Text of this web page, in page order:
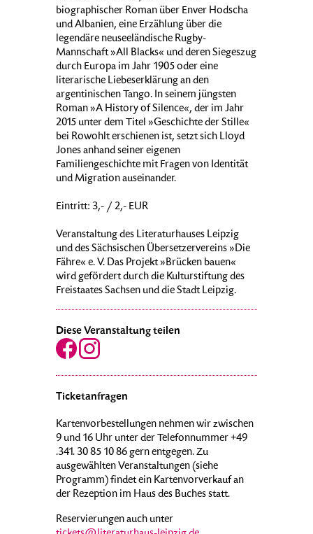
biographischer Roman über Enver Hodscha
und Albanien, eine Erzählung über die
legendäre neuseeländische Rugby-
Mannschaft »All Blacks« und deren Siegeszug
durch Europa im Jahr 1905 oder eine
literarische Liebeserklärung an den
argentinischen Tango. In seinem jüngsten
Roman »A History of Silence«, der im Jahr
2015 unter dem Titel »Geschichte der Stille«
bei Rowohlt erschienen ist, setzt sich Lloyd
Jones anhand seiner eigenen
Familiengeschichte mit Fragen von Identität
und Migration auseinander.
Eintritt: 3,- / 2,- EUR
Veranstaltung des Literaturhauses Leipzig
und des Sächsischen Übersetzervereins »Die
Fähre« e. V. Das Projekt »Brücken bauen«
wird gefördert durch die Kulturstiftung des
Freistaates Sachsen und die Stadt Leipzig.
Diese Veranstaltung teilen
Ticketanfragen
Kartenvorbestellungen nehmen wir zwischen
9 und 16 Uhr unter der Telefonnummer +49
.341. 30 85 10 86 gern entgegen. Zu
ausgewählten Veranstaltungen (siehe
Programm) findet ein Kartenvorverkauf an
der Rezeption im Haus des Buches statt.
Reservierungen auch unter